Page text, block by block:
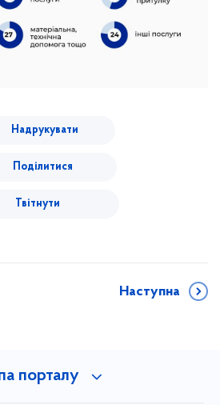
Надрукувати
Поділитися
Твітнути
Наступна
порталу